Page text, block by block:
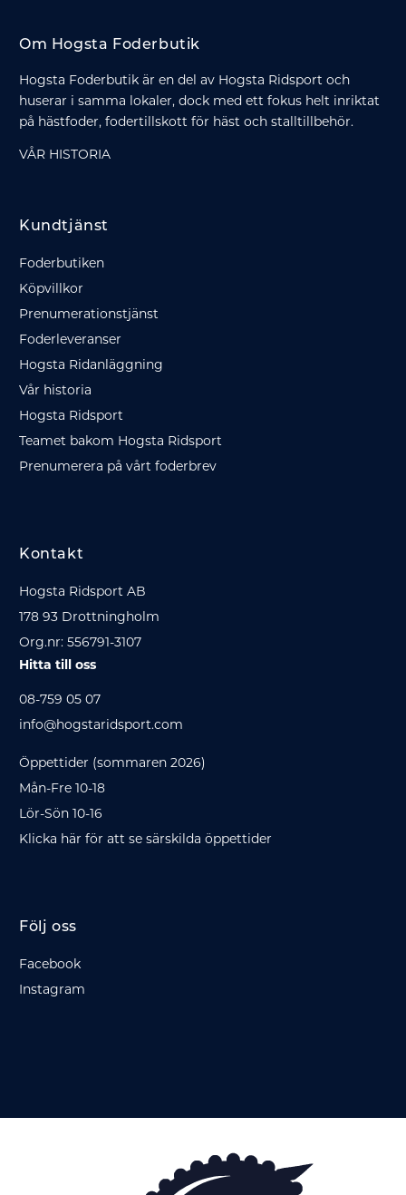
Om Hogsta Foderbutik
Hogsta Foderbutik är en del av Hogsta Ridsport och
huserar i samma lokaler, dock med ett fokus helt inriktat
på hästfoder, fodertillskott för häst och stalltillbehör.
VÅR HISTORIA
Kundtjänst
Foderbutiken
Köpvillkor
Prenumerationstjänst
Foderleveranser
Hogsta Ridanläggning
Vår historia
Hogsta Ridsport
Teamet bakom Hogsta Ridsport
Prenumerera på vårt foderbrev
Kontakt
Hogsta Ridsport AB
178 93 Drottningholm
Org.nr: 556791-3107
Hitta till oss
08-759 05 07
info@hogstaridsport.com
Öppettider (sommaren 2026)
Mån-Fre 10-18
Lör-Sön 10-16
Klicka här för att se särskilda öppettider
Följ oss
Facebook
Instagram